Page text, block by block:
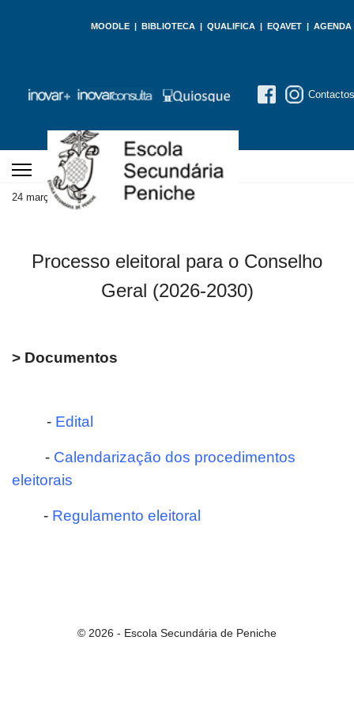
MOODLE | BIBLIOTECA | QUALIFICA | EQAVET | AGENDA
Contactos
24 março 2026
Processo eleitoral para o Conselho
Geral (2026-2030)
> Documentos
- Edital
- Calendarização dos procedimentos
eleitorais
- Regulamento eleitoral
© 2026 - Escola Secundária de Peniche